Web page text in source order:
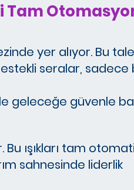
Tam
yer alıyor. Bu
seralar, sadece
geleceğe güvenle
ışıkları tam
sahnesinde liderlik